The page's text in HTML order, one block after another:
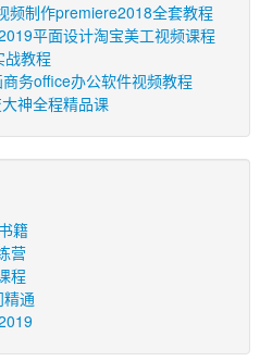
频制作premiere2018全套教程
平面设计淘宝美工视频课程
战教程
务office办公软件视频教程
神全程精品课
籍
营
程
通